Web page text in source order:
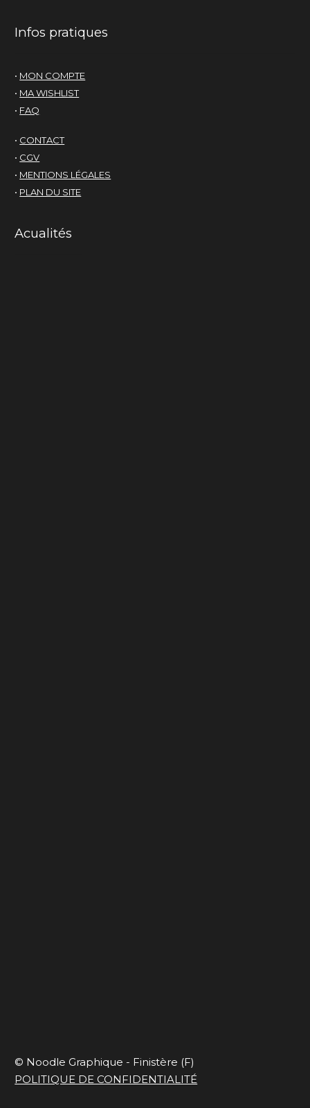
Infos pratiques
• MON COMPTE
• MA WISHLIST
• FAQ
• CONTACT
• CGV
• MENTIONS LÉGALES
• PLAN DU SITE
Acualités
© Noodle Graphique - Finistère (F)
POLITIQUE DE CONFIDENTIALITÉ